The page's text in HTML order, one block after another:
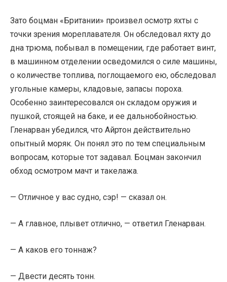
Зато боцман «Британии» произвел осмотр яхты с
точки зрения мореплавателя. Он обследовал яхту до
дна трюма, побывал в помещении, где работает винт,
в машинном отделении осведомился о силе машины,
о количестве топлива, поглощаемого ею, обследовал
угольные камеры, кладовые, запасы пороха.
Особенно заинтересовался он складом оружия и
пушкой, стоящей на баке, и ее дальнобойностью.
Гленарван убедился, что Айртон действительно
опытный моряк. Он понял это по тем специальным
вопросам, которые тот задавал. Боцман закончил
обход осмотром мачт и такелажа.
— Отличное у вас судно, сэр! — сказал он.
— А главное, плывет отлично, — ответил Гленарван.
— А каков его тоннаж?
— Двести десять тонн.